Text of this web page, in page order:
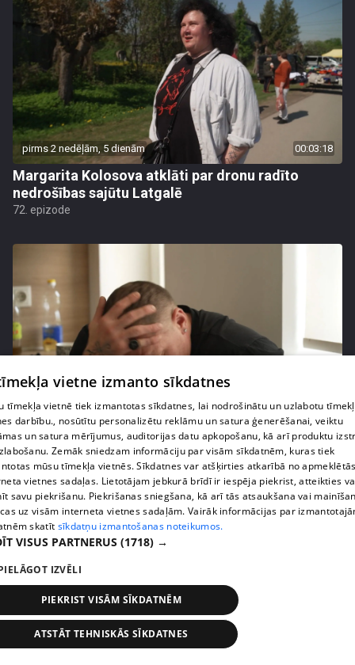
pirms 2 nedēļām, 5 dienām 00:03:18
Margarita Kolosova atklāti par dronu radīto
nedrošības sajūtu Latgalē
72. epizode
pirms 2 nedēļām, 6 dienām
Kaspars Kambala neslēpj vilšanos par bijušo sievu
Tifāniju
72. epizode
vietne izmanto sīkdatnes
tīmekļa vietnē tiek izmantotas sīkdatnes, lai nodrošinātu un uzlabotu
darbību., nosūtītu personalizētu reklāmu un satura ģenerēšanai, veiktu
un satura mērījumus, auditorijas datu apkopošanu, kā arī produktu
Zemāk sniedzam informāciju par visām sīkdatnēm, kuras tiek
mūsu tīmekļa vietnēs. Sīkdatnes var atšķirties atkarībā no
vietnes sadaļas. Lietotājam jebkurā brīdī ir iespēja piekrist, atteikties
savu piekrišanu. Piekrišanas sniegšana, kā arī tās atsaukšana vai
uz visām interneta vietnes sadaļām. Vairāk informācijas par
skatīt sīkdatņu izmantošanas noteikumos.
VISUS PARTNERUS (1718) →
IZVĒLI
PIEKRIST VISĀM SĪKDATNĒM
ATSTĀT TEHNISKĀS SĪKDATNES